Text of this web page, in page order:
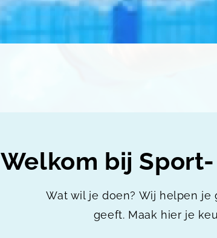
Welkom bij
Wat wil je doen? Wij helpen
geeft. Maak hier je